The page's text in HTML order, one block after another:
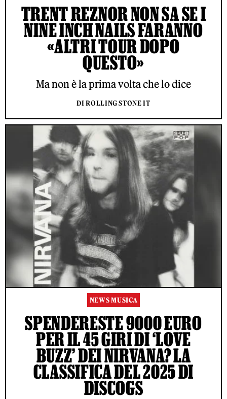
TRENT REZNOR NON SA SE I
NINE INCH NAILS FARANNO
«ALTRI TOUR DOPO
QUESTO»
Ma non è la prima volta che lo dice
DI ROLLING STONE IT
NEWS MUSICA
SPENDERESTE 9000 EURO
PER IL 45 GIRI DI ‘LOVE
BUZZ’ DEI NIRVANA? LA
CLASSIFICA DEL 2025 DI
DISCOGS